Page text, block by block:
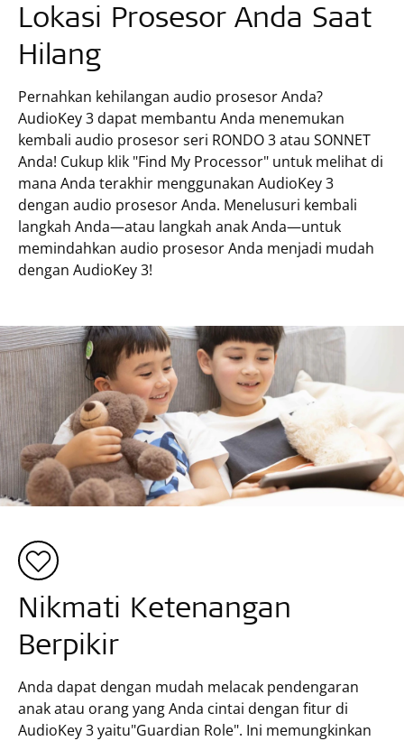
Lokasi Prosesor Anda Saat
Hilang
Pernahkan kehilangan audio prosesor Anda?
AudioKey 3 dapat membantu Anda menemukan
kembali audio prosesor seri RONDO 3 atau SONNET
Anda! Cukup klik "Find My Processor" untuk melihat di
mana Anda terakhir menggunakan AudioKey 3
dengan audio prosesor Anda. Menelusuri kembali
langkah Anda—atau langkah anak Anda—untuk
memindahkan audio prosesor Anda menjadi mudah
dengan AudioKey 3!
Nikmati Ketenangan
Berpikir
Anda dapat dengan mudah melacak pendengaran
anak atau orang yang Anda cintai dengan fitur di
AudioKey 3 yaitu"Guardian Role". Ini memungkinkan